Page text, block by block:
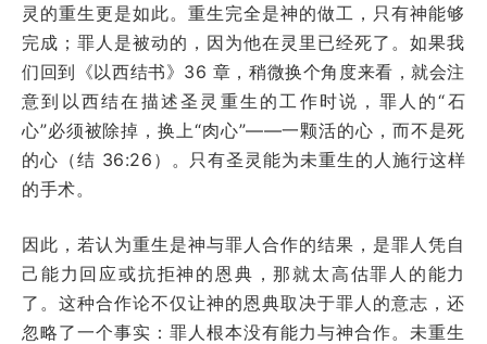
灵的重生更是如此。重生完全是神的做工，只有神能够
完成；罪人是被动的，因为他在灵里已经死了。如果我
们回到《以西结书》36 章，稍微换个角度来看，就会注
意到以西结在描述圣灵重生的工作时说，罪人的“石
心”必须被除掉，换上“肉心”——一颗活的心，而不是死
的心（结 36:26）。只有圣灵能为未重生的人施行这样
的手术。
因此，若认为重生是神与罪人合作的结果，是罪人凭自
己能力回应或抗拒神的恩典，那就太高估罪人的能力
了。这种合作论不仅让神的恩典取决于罪人的意志，还
忽略了一个事实：罪人根本没有能力与神合作。未重生